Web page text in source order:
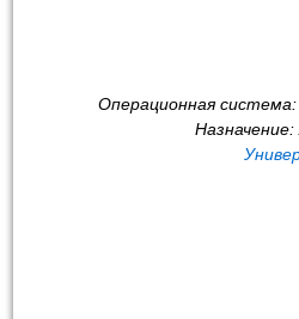
Операционная система:
Назначение: